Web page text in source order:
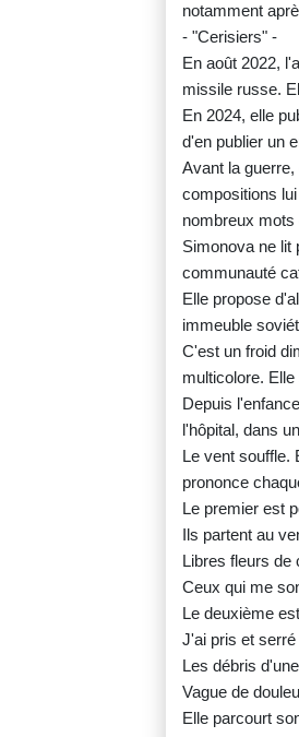
notamment
- "Cerisiers" -
En août 2022,
missile russe.
En 2024, elle
d'en publier un
Avant la
compositions
nombreux mots
Simonova ne lit
communauté
Elle propose
immeuble
C'est un froid
multicolore.
Depuis
l'hôpital, dans
Le vent souffle.
prononce
Le premier est
Ils partent au
Libres fleurs de
Ceux qui me
Le deuxième
J'ai pris et serré
Les débris
Vague de
Elle parcourt